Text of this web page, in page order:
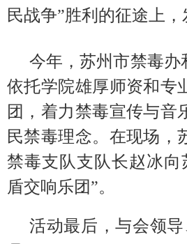
民战争”胜利的征途上
今年，苏州市禁毒
依托学院雄厚师资和专
团，着力禁毒宣传与音
民禁毒理念。在现场，
禁毒支队支队长赵冰
盾交响乐团”。
活动最后，与会领